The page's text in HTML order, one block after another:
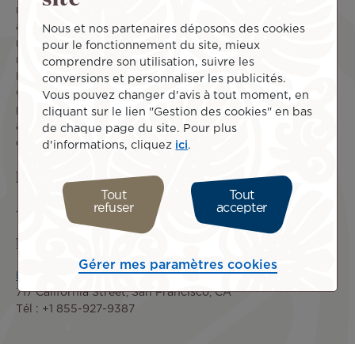
nationale de l’informatique et des libertés, conformément
aux obligations issues de la loi n° 78-17 du 6 janvier 1978
relative à l’informatique, aux fichiers et aux libertés
modifiée par la loi n°2018-493 du 20 juin 2018, et au
Règlement (UE) 2016/679 du Parlement européen et du
Conseil du 27 avril 2016, relatif à la protection des
personnes physiques à l'égard du traitement des données
à caractère personnel et à la libre circulation de ces
données.
Responsable de publication
Jessie Salmon
Hébergeur du site
PANTHEON
717 California Street, San Francisco, CA
Tél : +1 855-927-9387
Nous et nos partenaires déposons des cookies
pour le fonctionnement du site, mieux
comprendre son utilisation, suivre les
conversions et personnaliser les publicités.
Vous pouvez changer d'avis à tout moment, en
cliquant sur le lien "Gestion des cookies" en bas
de chaque page du site. Pour plus
d'informations, cliquez ici.
Tout
refuser
Tout
accepter
Gérer mes paramètres cookies